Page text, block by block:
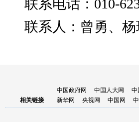
联系电话：010-
联系人：曾勇、杨
相关链接
中国政府网 中国人大网 中
新华网
央视网 中国网